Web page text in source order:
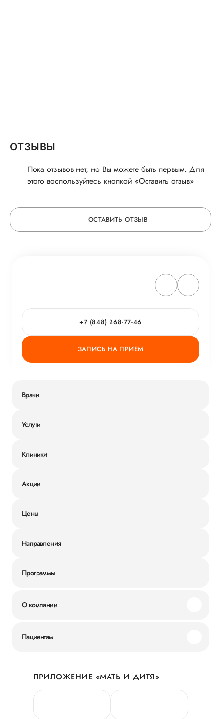
ОТЗЫВЫ
Пока отзывов нет, но Вы можете быть первым. Для
этого воспользуйтесь кнопкой «Оставить отзыв»
ОСТАВИТЬ ОТЗЫВ
ГОРЯЧАЯ ЛИНИЯ КАЧЕСТВА
+7 (848) 268-77-46
ЗАПИСЬ НА ПРИЕМ
Врачи
Услуги
Клиники
Акции
Цены
Направления
Программы
О компании
Новости
Руководство
Сотрудничество
Пациентам
Личный кабинет
Персональные данные
Горячая линия качества
ПРИЛОЖЕНИЕ «МАТЬ И ДИТЯ»